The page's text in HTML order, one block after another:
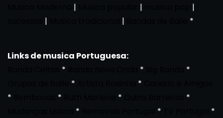
| |
|
| | *
Links de musica Portuguesa:
* *
*
* *
*
* *
*
* *
*